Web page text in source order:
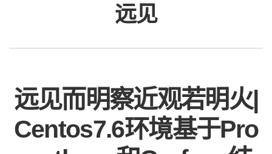
远见
远见而明察近观若明火|
Centos7.6环境基于Pro